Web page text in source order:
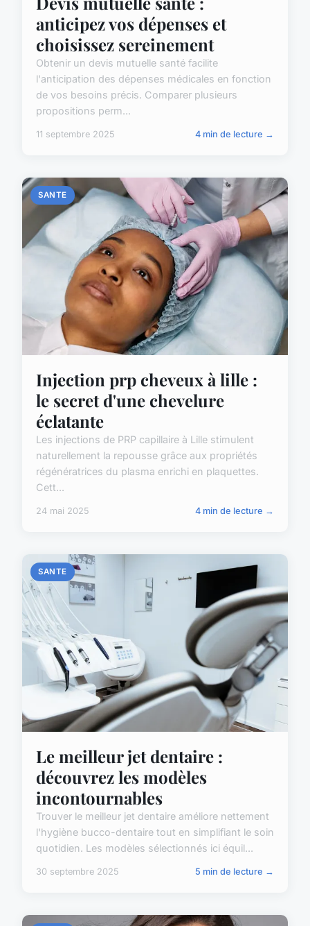
anticipez vos dépenses et
choisissez sereinement
Obtenir un devis mutuelle santé facilite
l'anticipation des dépenses médicales en fonction
de vos besoins précis. Comparer plusieurs
propositions perm...
11 septembre 2025 4 min de lecture →
SANTE
Injection prp cheveux à lille :
le secret d'une chevelure
éclatante
Les injections de PRP capillaire à Lille stimulent
naturellement la repousse grâce aux propriétés
régénératrices du plasma enrichi en plaquettes.
Cett...
24 mai 2025 4 min de lecture →
SANTE
Le meilleur jet dentaire :
découvrez les modèles
incontournables
Trouver le meilleur jet dentaire améliore nettement
l'hygiène bucco-dentaire tout en simplifiant le soin
quotidien. Les modèles sélectionnés ici équil...
30 septembre 2025 5 min de lecture →